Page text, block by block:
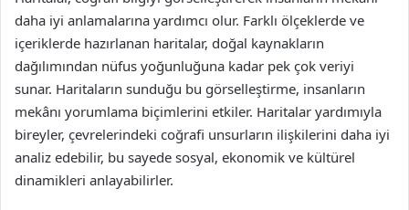
daha iyi anlamalarına yardımcı olur. Farklı ölçeklerde ve
içeriklerde hazırlanan haritalar, doğal kaynakların
dağılımından nüfus yoğunluğuna kadar pek çok veriyi
sunar. Haritaların sunduğu bu görselleştirme, insanların
mekânı yorumlama biçimlerini etkiler. Haritalar yardımıyla
bireyler, çevrelerindeki coğrafi unsurların ilişkilerini daha iyi
analiz edebilir, bu sayede sosyal, ekonomik ve kültürel
dinamikleri anlayabilirler.